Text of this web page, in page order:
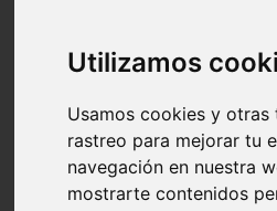
Utilizamos
Usamos cookies y otras
rastreo para mejorar tu
navegación en nuestra
mostrarte contenidos
protagonistas
reptiles
adopci n
higiene
snacks
acuario